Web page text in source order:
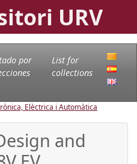
URV
por
List for
collections
Elèctrica i Automàtica
and